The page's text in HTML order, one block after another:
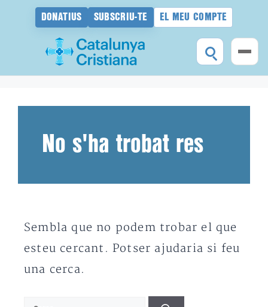
DONATIUS SUBSCRIU-TE EL MEU COMPTE
No s'ha trobat res
Sembla que no podem trobar el que
esteu cercant. Potser ajudaria si feu
una cerca.